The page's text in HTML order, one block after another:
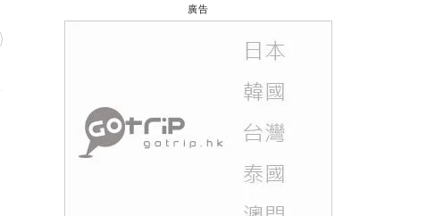
廣告